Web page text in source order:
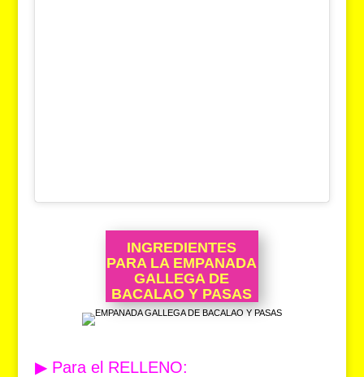
INGREDIENTES
PARA LA EMPANADA
GALLEGA DE
BACALAO Y PASAS
▶ Para el RELLENO: